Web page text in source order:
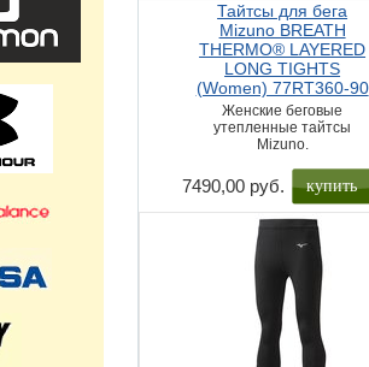
Тайтсы для бега
Mizuno BREATH
THERMO® LAYERED
LONG TIGHTS
(Women) 77RT360-90
Женские беговые
утепленные тайтсы
Mizuno.
7490,00 руб. купить